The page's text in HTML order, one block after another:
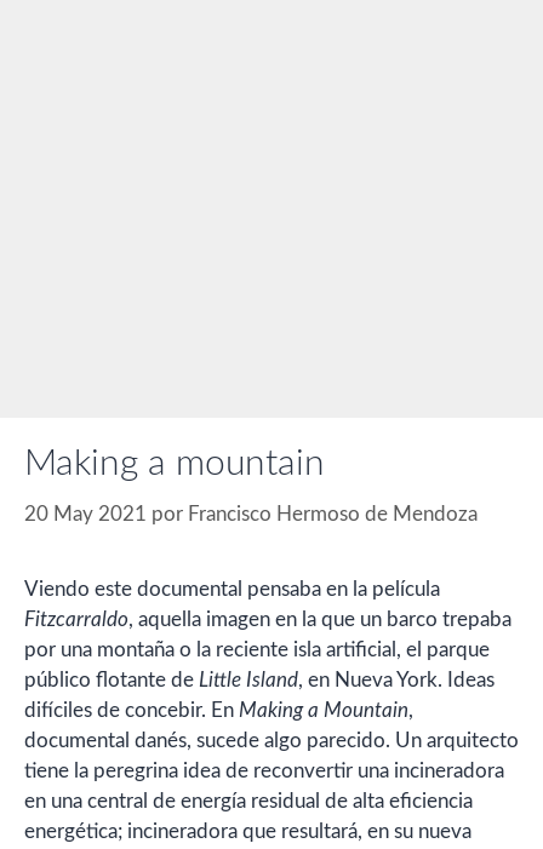
Making a mountain
20 May 2021 por Francisco Hermoso de Mendoza
Viendo este documental pensaba en la película
Fitzcarraldo, aquella imagen en la que un barco trepaba
por una montaña o la reciente isla artificial, el parque
público flotante de Little Island, en Nueva York. Ideas
difíciles de concebir. En Making a Mountain,
documental danés, sucede algo parecido. Un arquitecto
tiene la peregrina idea de reconvertir una incineradora
en una central de energía residual de alta eficiencia
energética; incineradora que resultará, en su nueva